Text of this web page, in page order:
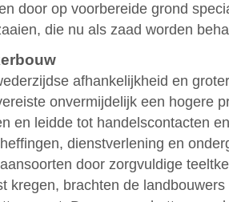
door op voorbereide grond
die nu als zaad worden
afhankelijkheid en
onvermijdelijk een hogere
en leidde tot handelscontacten
dienstverlening en
door zorgvuldige
kregen, brachten de